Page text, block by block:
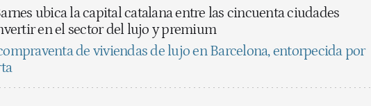
ubica la capital catalana entre las cincuenta ciudades
en el sector del lujo y premium
de viviendas de lujo en Barcelona, entorpecida por